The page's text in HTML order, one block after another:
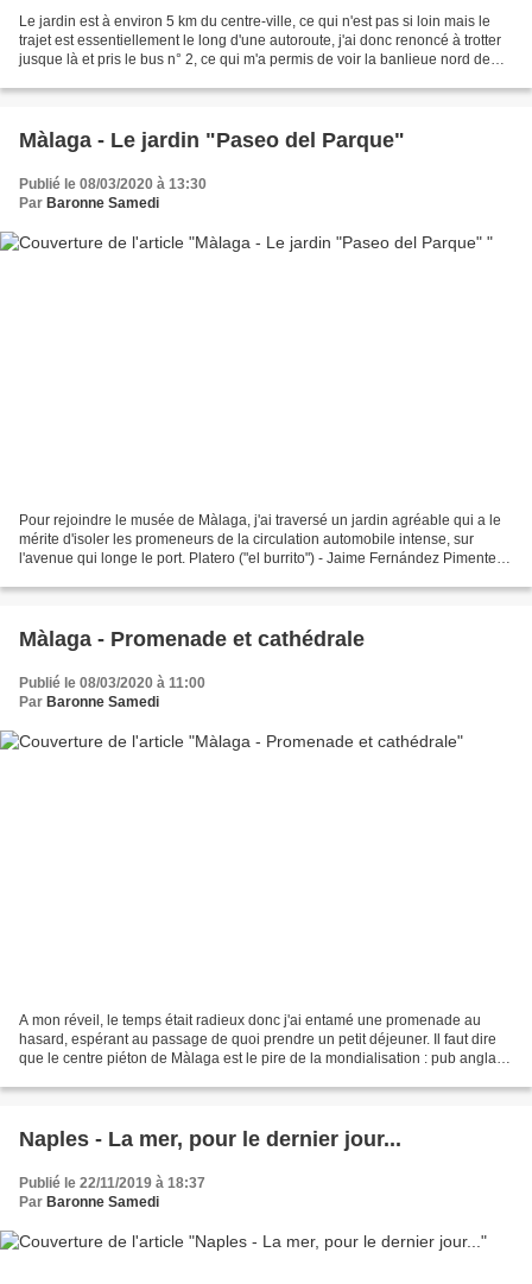
Le jardin est à environ 5 km du centre-ville, ce qui n'est pas si loin mais le
trajet est essentiellement le long d'une autoroute, j'ai donc renoncé à trotter
jusque là et pris le bus n° 2, ce qui m'a permis de voir la banlieue nord de
Màlaga - Le jardin "Paseo del Parque"
Publié le 08/03/2020 à 13:30
Par Baronne Samedi
Pour rejoindre le musée de Màlaga, j'ai traversé un jardin agréable qui a le
mérite d'isoler les promeneurs de la circulation automobile intense, sur
l'avenue qui longe le port. Platero ("el burrito") - Jaime Fernández Pimentel,
Màlaga - Promenade et cathédrale
Publié le 08/03/2020 à 11:00
Par Baronne Samedi
A mon réveil, le temps était radieux donc j'ai entamé une promenade au
hasard, espérant au passage de quoi prendre un petit déjeuner. Il faut dire
que le centre piéton de Màlaga est le pire de la mondialisation : pub anglais,
Naples - La mer, pour le dernier jour...
Publié le 22/11/2019 à 18:37
Par Baronne Samedi